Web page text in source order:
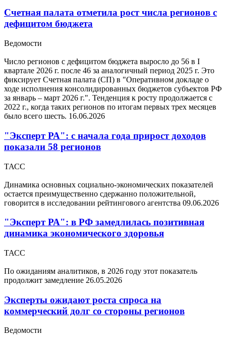
Счетная палата отметила рост числа регионов с
дефицитом бюджета
Ведомости
Число регионов с дефицитом бюджета выросло до 56 в I
квартале 2026 г. после 46 за аналогичный период 2025 г. Это
фиксирует Счетная палата (СП) в "Оперативном докладе о
ходе исполнения консолидированных бюджетов субъектов РФ
за январь – март 2026 г.". Тенденция к росту продолжается с
2022 г., когда таких регионов по итогам первых трех месяцев
было всего шесть. 16.06.2026
"Эксперт РА": с начала года прирост доходов
показали 58 регионов
ТАСС
Динамика основных социально-экономических показателей
остается преимущественно сдержанно положительной,
говорится в исследовании рейтингового агентства 09.06.2026
"Эксперт РА": в РФ замедлилась позитивная
динамика экономического здоровья
ТАСС
По ожиданиям аналитиков, в 2026 году этот показатель
продолжит замедление 26.05.2026
Эксперты ожидают роста спроса на
коммерческий долг со стороны регионов
Ведомости